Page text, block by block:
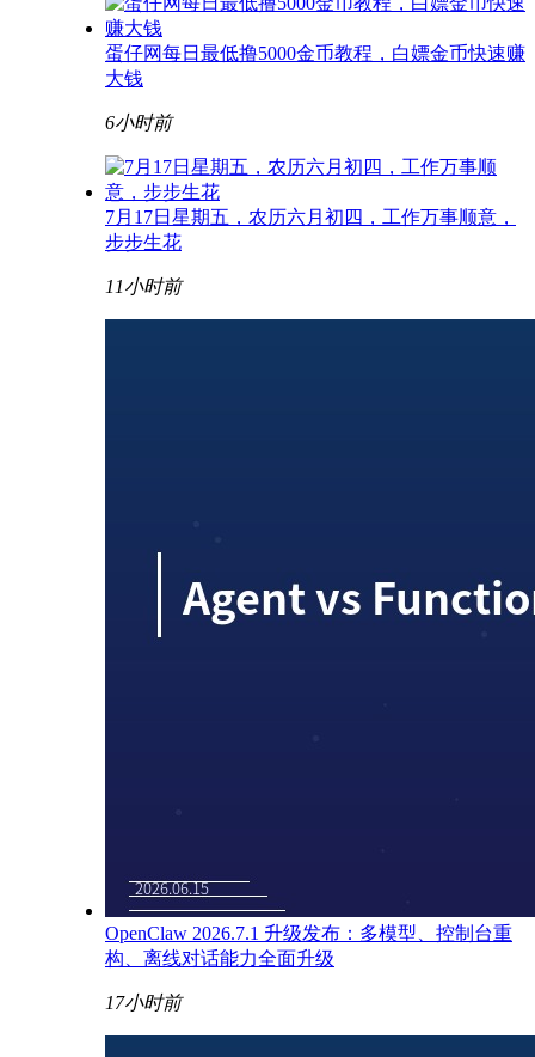
蛋仔网每日最低撸5000金币教程，白嫖金币快速赚
大钱
6小时前
7月17日星期五，农历六月初四，工作万事顺意，
步步生花
11小时前
OpenClaw 2026.7.1 升级发布：多模型、控制台重
构、离线对话能力全面升级
17小时前